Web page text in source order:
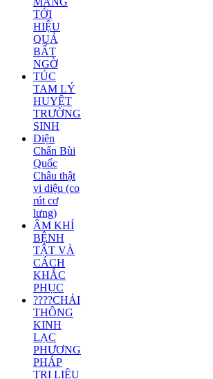
TỚI
HIỆU
QUẢ
BẤT
NGỜ
TÚC
TAM LÝ
HUYỆT
TRƯỜNG
SINH
Diện
Chẩn Bùi
Quốc
Châu thật
vi diệu (co
rút cơ
lưng)
ÂM KHÍ
BỆNH
TẬT VÀ
CÁCH
KHẮC
PHỤC
????CHẢI
THÔNG
KINH
LẠC
PHƯƠNG
PHÁP
TRỊ LIỆU